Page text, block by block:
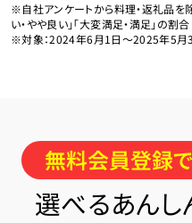
※自社アンケートから料理・返礼品を
い・やや良い」「大変満足・満足」の割
※対象：2024年6月1日〜2025年5月
無料会員登録
選べるあんし